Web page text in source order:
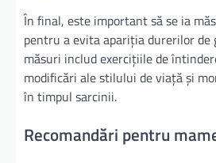
În final, este important să se ia
pentru a evita apariția durerilor de
măsuri includ exercițiile de
modificări ale stilului de viață și
în timpul sarcinii.
Recomandări pentru